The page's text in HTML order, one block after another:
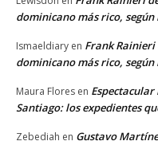
dominicano más rico, según
Ismaeldiary en Frank Rainieri
dominicano más rico, según
Maura Flores en
Santiago: los expedientes
Zebediah en Gustavo